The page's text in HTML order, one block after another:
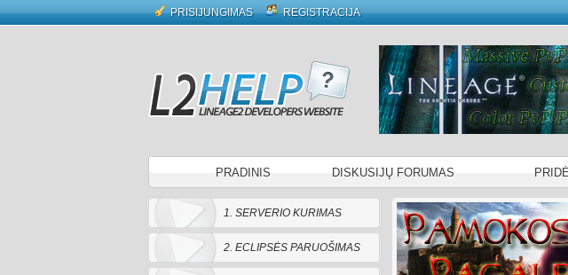
PRISIJUNGIMAS REGISTRACIJA
PRADINIS DISKUSIJŲ FORUMAS
1. SERVERIO KURIMAS
2. ECLIPSĖS PARUOŠIMAS